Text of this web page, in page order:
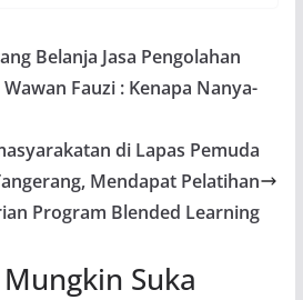
Belanja Jasa Pengolahan
Fauzi : Kenapa Nanya-
di Lapas Pemuda
Mendapat Pelatihan
Program Blended Learning
Suka